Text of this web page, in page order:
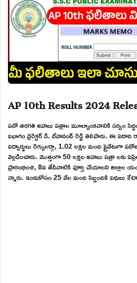
AP 10th Results 2024
పదో తరగతి జవాబు పత్రాల మూల్యాంకనానికి సర్వం సిద్ధం
విభాగం డైరెక్టర్ డి. దేవానంద్ రెడ్డి తెలిపారు. ఈ ఏడాది
విద్యార్థులు రెగ్యులర్గా, 1.02 లక్షల మంది ప్రైవేటుగా
వెల్లడించారు. మొత్తంగా 50 లక్షల జవాబు పత్రా లకు
ప్రారంభించి, 8వ తేదీనాటికి పూర్తి చేయాలని జిల్లాల
న్నారు. ఇందుకోసం 25 వేల మంది సిబ్బందికి